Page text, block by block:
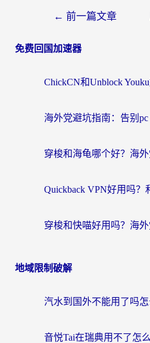
← 前一篇文章
免费回国加速器
地域限制破解